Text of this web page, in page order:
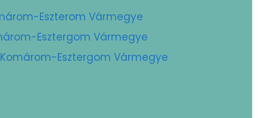
Eszterom Vármegye
Esztergom Vármegye
Esztergom Vármegye